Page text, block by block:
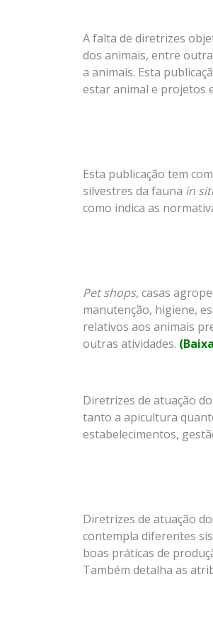
A falta de diretrizes
dos animais, entre
a animais. Esta
estar animal e projetos
Esta publicação tem
silvestres da fauna in
como indica as
Pet shops, casas
manutenção, higiene,
relativos aos animais
outras atividades.
Diretrizes de atuação
tanto a apicultura
estabelecimentos,
Diretrizes de atuação
contempla diferentes
boas práticas de
Também detalha as